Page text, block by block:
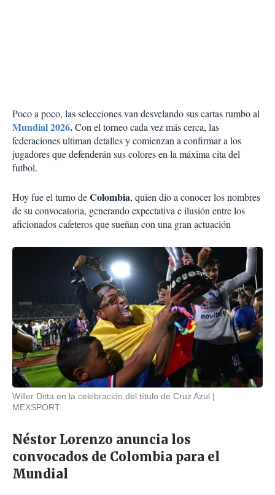
Poco a poco, las selecciones van desvelando sus cartas rumbo al
Mundial 2026.Con el torneo cada vez más cerca, las
federaciones ultiman detalles y comienzan a confirmar a los
jugadores que defenderán sus colores en la máxima cita del
futbol.
Hoy fue el turno deColombia, quien dio a conocer los nombres
de su convocatoria, generando expectativa e ilusión entre los
aficionados cafeteros que sueñan con una gran actuación
Willer Ditta en la celebración del título de Cruz Azul
MEXSPORT
Néstor Lorenzo anuncia los
convocados de Colombia para el
Mundial